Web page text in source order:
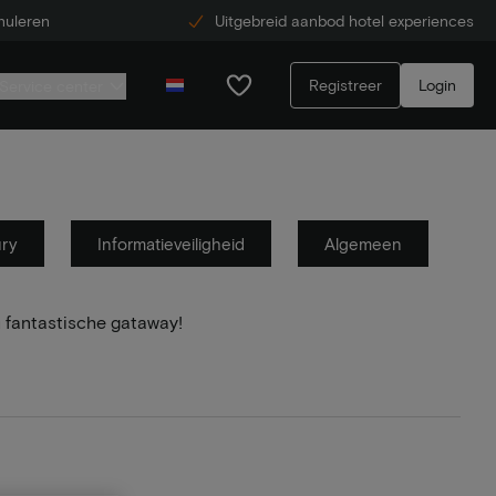
Uitgebreid aanbod hotel experiences
Registreer Login
Informatieveiligheid Algemeen
gataway!